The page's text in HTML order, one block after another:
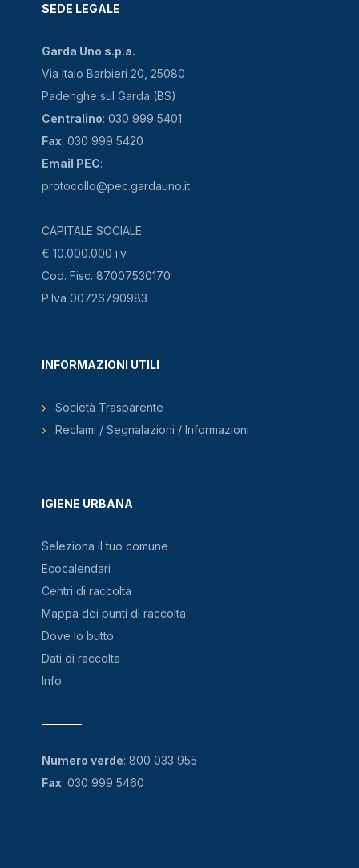
SEDE LEGALE
Garda Uno s.p.a.
Via Italo Barbieri 20, 25080
Padenghe sul Garda (BS)
Centralino: 030 999 5401
Fax: 030 999 5420
Email PEC:
protocollo@pec.gardauno.it
CAPITALE SOCIALE:
€ 10.000.000 i.v.
Cod. Fisc. 87007530170
P.Iva 00726790983
IGIENE URBANA
Seleziona il tuo comune
Ecocalendari
Centri di raccolta
Mappa dei punti di raccolta
Dove lo butto
Dati di raccolta
Info
INFORMAZIONI UTILI
Società Trasparente
Reclami / Segnalazioni / Informazioni
Numero verde: 800 033 955
Fax: 030 999 5460